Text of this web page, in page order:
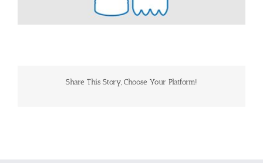
Share This Story, Choose Your Platform!